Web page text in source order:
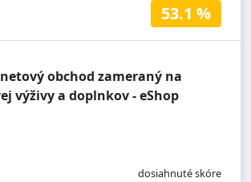
53.1 %
obchod zameraný na
výživy a doplnkov - eShop
dosiahnuté skóre